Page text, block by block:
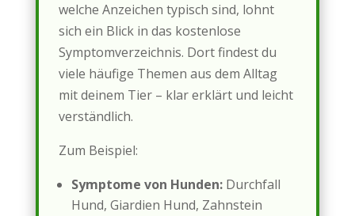
welche Anzeichen typisch sind, lohnt
sich ein Blick in das kostenlose
Symptomverzeichnis. Dort findest du
viele häufige Themen aus dem Alltag
mit deinem Tier – klar erklärt und leicht
verständlich.
Zum Beispiel:
Symptome von Hunden:Durchfall
Hund, Giardien Hund, Zahnstein